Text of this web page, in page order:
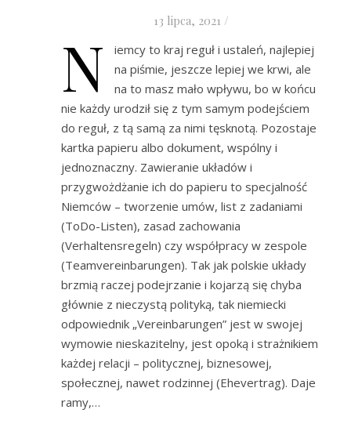
13 lipca, 2021 /
N
iemcy to kraj reguł i ustaleń, najlepiej
na piśmie, jeszcze lepiej we krwi, ale
na to masz mało wpływu, bo w końcu
nie każdy urodził się z tym samym podejściem
do reguł, z tą samą za nimi tęsknotą. Pozostaje
kartka papieru albo dokument, wspólny i
jednoznaczny. Zawieranie układów i
przygwożdżanie ich do papieru to specjalność
Niemców – tworzenie umów, list z zadaniami
(ToDo-Listen), zasad zachowania
(Verhaltensregeln) czy współpracy w zespole
(Teamvereinbarungen). Tak jak polskie układy
brzmią raczej podejrzanie i kojarzą się chyba
głównie z nieczystą polityką, tak niemiecki
odpowiednik „Vereinbarungen” jest w swojej
wymowie nieskazitelny, jest opoką i strażnikiem
każdej relacji – politycznej, biznesowej,
społecznej, nawet rodzinnej (Ehevertrag). Daje
ramy,…